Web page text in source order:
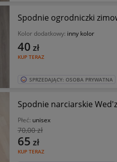
Spodnie ogrodniczki
Kolor dodatkowy: inny kolor
KUP TERAZ
40 zł
SPRZEDAJĄCY: OSOBA PRYWATNA
Płeć: unisex
70,00 zł
KUP TERAZ
65 zł